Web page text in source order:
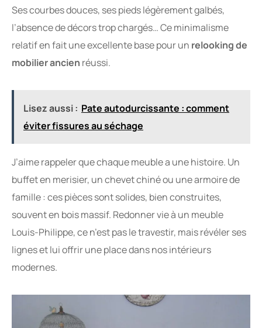
Ses courbes douces, ses pieds légèrement galbés,
l’absence de décors trop chargés… Ce minimalisme
relatif en fait une excellente base pour un relooking de
mobilier ancien réussi.
Lisez aussi : Pate autodurcissante : comment
éviter fissures au séchage
J’aime rappeler que chaque meuble a une histoire. Un
buffet en merisier, un chevet chiné ou une armoire de
famille : ces pièces sont solides, bien construites,
souvent en bois massif. Redonner vie à un meuble
Louis-Philippe, ce n’est pas le travestir, mais révéler ses
lignes et lui offrir une place dans nos intérieurs
modernes.